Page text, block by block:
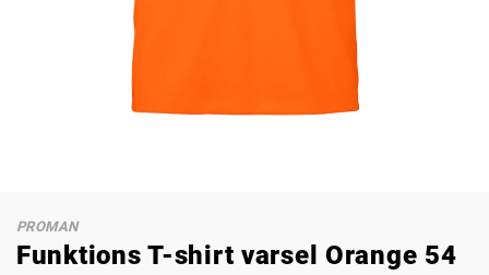
PROMAN
Funktions T-shirt varsel Orange 54